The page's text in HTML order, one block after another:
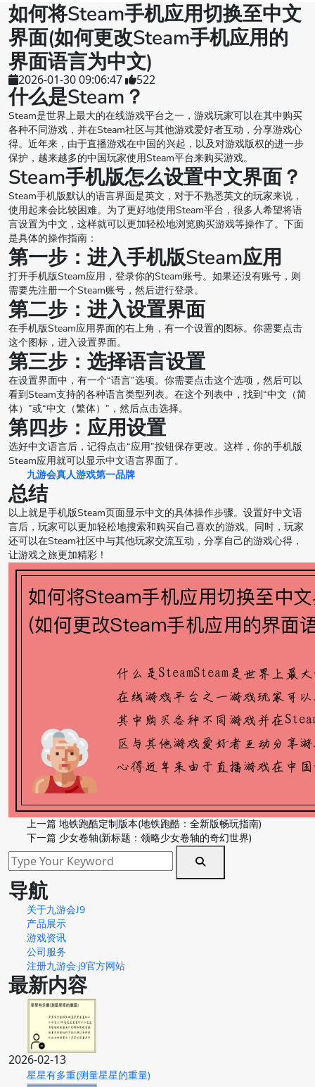
如何将Steam手机应用切换至中文
界面(如何更改Steam手机应用的
界面语言为中文)
2026-01-30 09:06:47 522
什么是Steam？
Steam是世界上最大的在线游戏平台之一，游戏玩家可以在其中购买
各种不同游戏，并在Steam社区与其他游戏爱好者互动，分享游戏心
得。近年来，由于直播游戏在中国的兴起，以及对游戏版权的进一步
保护，越来越多的中国玩家使用Steam平台来购买游戏。
Steam手机版怎么设置中文界面？
Steam手机版默认的语言界面是英文，对于不熟悉英文的玩家来说，
使用起来会比较困难。为了更好地使用Steam平台，很多人希望将语
言设置为中文，这样就可以更加轻松地浏览购买游戏等操作了。下面
是具体的操作指南：
第一步：进入手机版Steam应用
打开手机版Steam应用，登录你的Steam账号。如果还没有账号，则
需要先注册一个Steam账号，然后进行登录。
第二步：进入设置界面
在手机版Steam应用界面的右上角，有一个设置的图标。你需要点击
这个图标，进入设置界面。
第三步：选择语言设置
在设置界面中，有一个“语言”选项。你需要点击这个选项，然后可以
看到Steam支持的各种语言类型列表。在这个列表中，找到“中文（简
体）”或“中文（繁体）”，然后点击选择。
第四步：应用设置
选好中文语言后，记得点击“应用”按钮保存更改。这样，你的手机版
Steam应用就可以显示中文语言界面了。
九游会真人游戏第一品牌
总结
以上就是手机版Steam页面显示中文的具体操作步骤。设置好中文语
言后，玩家可以更加轻松地搜索和购买自己喜欢的游戏。同时，玩家
还可以在Steam社区中与其他玩家交流互动，分享自己的游戏心得，
让游戏之旅更加精彩！
上一篇 地铁跑酷定制版本(地铁跑酷：全新版畅玩指南)
下一篇 少女卷轴(新标题：领略少女卷轴的奇幻世界)
导航
关于九游会J9
产品展示
游戏资讯
公司服务
注册九游会·j9官方网站
最新内容
2026-02-13
星星有多重(测量星星的重量)